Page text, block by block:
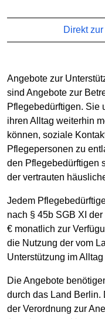
Direkt
Angebote zur
sind Angebote zur
Pflegebedürftigen. Sie
ihren Alltag weiterhin
können, soziale
Pflegepersonen zu
den Pflegebedürftigen
der vertrauten
Jedem
nach § 45b SGB XI
€ monatlich zur
die Nutzung der vom
Unterstützung im
Die Angebote
durch das Land Berlin.
der Verordnung zur